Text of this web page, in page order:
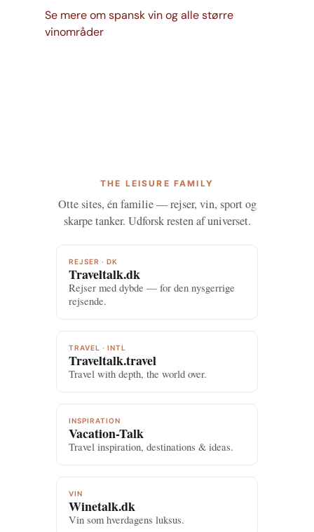
Se mere om spansk vin og alle større
vinområder
THE LEISURE FAMILY
Otte sites, én familie — rejser, vin, sport og
skarpe tanker. Udforsk resten af universet.
REJSER · DK
Traveltalk.dk
Rejser med dybde — for den nysgerrige
rejsende.
TRAVEL · INTL
Traveltalk.travel
Travel with depth, the world over.
INSPIRATION
Vacation-Talk
Travel inspiration, destinations & ideas.
VIN
Winetalk.dk
Vin som hverdagens luksus.